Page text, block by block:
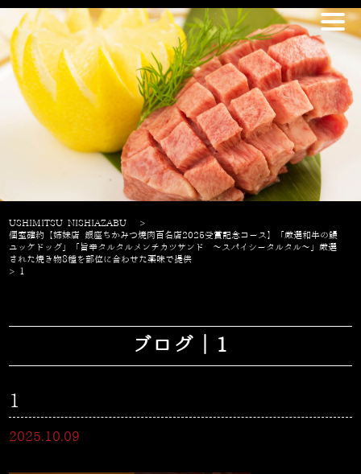
USHIMITSU NISHIAZABU
>
個室確約【姉妹店 銀座ちかみつ焼肉百名店2025受賞記念コース】「厳選和牛の鰻
ユッケドッグ」「旨辛タルタルメンチカツサンド ～スパイシータルタル～」厳選
された焼き物8種を部位に合わせた薬味で提供
> 1
ブログ｜1
1
2025.10.09